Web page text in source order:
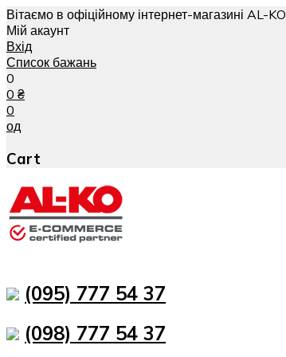
Вітаємо в офіційному інтернет-магазині AL-KO
Мій акаунт
Вхід
Список бажань
0
0 ₴
0
од
Cart
(095) 777 54 37
(098) 777 54 37